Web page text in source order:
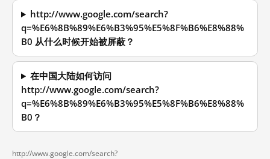
http://www.google.com/search?
q=%E6%8B%89%E6%B3%95%E5%8F%B6%E8%88%
B0 从什么时候开始被屏蔽？
在中国大陆如何访问
http://www.google.com/search?
q=%E6%8B%89%E6%B3%95%E5%8F%B6%E8%88%
B0？
http://www.google.com/search?